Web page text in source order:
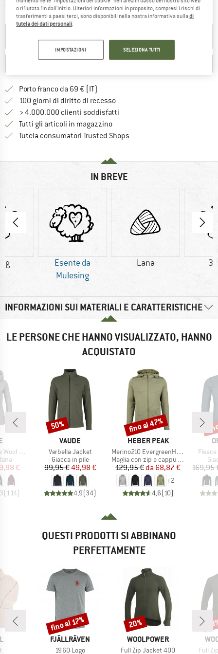
Articolo purtroppo attualmente esauritoIl link si apre in una casella
Porto franco da 69 € (IT)
100 giorni di diritto di recessoVai alla politica di recesso qui
> 4.000.000 clienti soddisfatti
Tutti gli articoli in magazzino
Tutela consumatori Trusted Shops
IN BREVE
g
Esente da
Mulesing
Lana
INFORMAZIONI SUI MATERIALI E CARATTERISTICHE
LE PERSONE CHE HANNO VISUALIZZATO, HANNO
ACQUISTATO
Jacket
ridotto
€
( 114)
MARCHIO
VAUDE
Articolo
Verbella Jacket
Gruppo di prodotti
Giacca in pile
Prezzo
99,95 €Prezzo ridotto
49,98 €
4,9(34)
Sconto
50%
MARCHIO
HEBER PEAK
Articolo
Merino210 EvergreenHe. Zip Hoody
Gruppo di prodotti
Maglia con zip e cappuccio
Prezzo
129,95 € Prezzo ridotto
da 68,87 €
+2
4,6( 10)
Sconto
fino al 47%
169,95
QUESTI PRODOTTI SI ABBINANO
PERFETTAMENTE
MARCHIO
FJÄLLRÄVEN
Articolo
1960 Logo
Sconto
fino al 17%
MARCHIO
WOOLPOWER
Articolo
Full Zip Jacket 400
Sconto
20%
Full
o rifiutata fin dall'inizio. Ulteriori informazioni in proposito, compresi i rischi di
trasferimenti a paesi terzi, sono disponibili nella nostra informativa sulladi
tutela dei dati personali
IMPOSTAZIONI SELEZIONA TUTTI